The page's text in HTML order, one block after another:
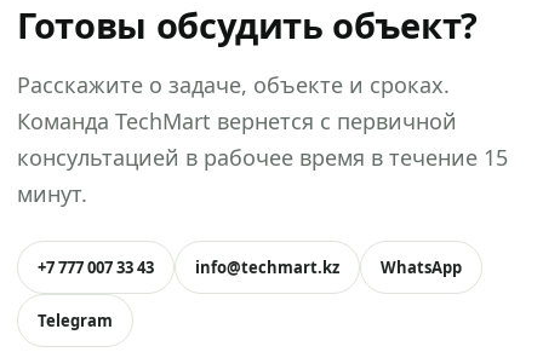
Готовы обсудить объект?
Расскажите о задаче, объекте и сроках.
Команда TechMart вернется с первичной
консультацией в рабочее время в течение 15
минут.
+7 777 007 33 43 info@techmart.kz WhatsApp
Telegram